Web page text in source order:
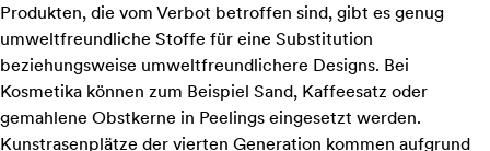
Produkten, die vom Verbot betroffen sind, gibt es genug
umweltfreundliche Stoffe für eine Substitution
beziehungsweise umweltfreundlichere Designs. Bei
Kosmetika können zum Beispiel Sand, Kaffeesatz oder
gemahlene Obstkerne in Peelings eingesetzt werden.
Kunstrasenplätze der vierten Generation kommen aufgrund